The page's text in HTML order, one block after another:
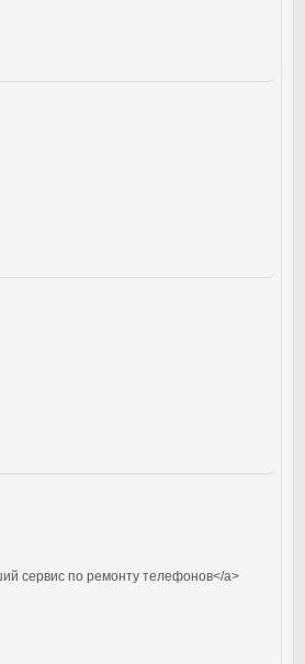
сервис по ремонту телефонов</a>